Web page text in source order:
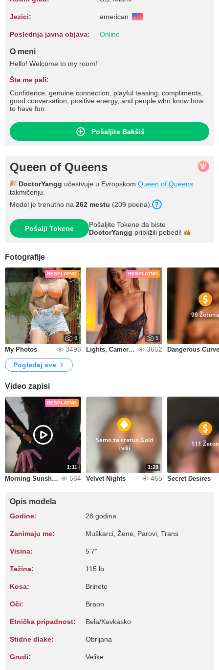
Jezici: american
Poslednja javna objava: Online
O meni
Hello! Welcome to my room!
Šta me pali:
Confidence, genuine connection, playful teasing, compliments,
good conversation, positive energy, and people who know how
to have fun.
Pošaljite Bakšiš
Queen of Queens
DoctorYangg učestvuje u Evropskom Queen of Queens
takmičenju.
Model je trenutno na 262 mestu (209 poena).
Pošalji Tokene
Pošaljite Tokene da biste
DoctorYangg približili pobedi!
Fotografije
BESPLATNO
6
My Photos 3496
BESPLATNO
5
Lights, Camera, Me 3652
99 Žetona
Dangerous
Pogledaj sve
Video zapisi
BESPLATNO
1:11
Morning Sunshine 564
1:29
Samo za status Gold
i viši
Velvet Nights 465
111 Žeton
Secret Desires
Opis modela
Godine: 28 godina
Zanimaju me: Muškarci, Žene, Parovi, Trans
Visina: 5'7"
Težina: 115 lb
Kosa: Brinete
Oči: Braon
Etnička pripadnost: Bela/Kavkasko
Stidne dlake: Obrijana
Grudi: Velike